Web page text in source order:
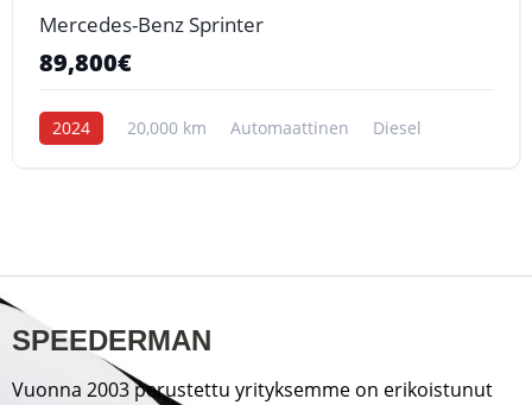
Mercedes-Benz Sprinter
89,800€
2024 20,000 km Automaattinen Diesel
SPEEDERMAN
Vuonna 2003 perustettu yrityksemme on erikoistunut